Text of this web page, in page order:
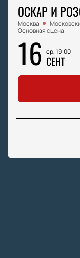
ОСКАР И
Москва
Основная сцена
16 ср, 19:00
СЕНТ